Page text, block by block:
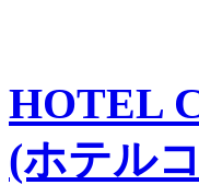
HOTEL
(ホテル